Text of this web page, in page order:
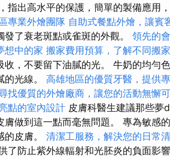
指出高水平的保護，簡單的製備應用
專業外燴團隊 自助式餐點外燴，讓賓
了衰老斑點或雀斑的外觀。 領先的
想中的家 搬家費用預算，了解不同搬
收，不要留下油膩的光。 牛奶的均勻
光線。 高雄地區的優質牙醫，提供
找優質的外燴廠商，讓您的活動無懈
點的室內設計 皮膚科醫生建議那些夢
膚做到這一點而毫無問題。 專為敏感
皮膚。 清潔工服務，解決您的日常
了防止紫外線輻射和光胚炎的負面影